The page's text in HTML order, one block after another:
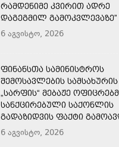
ᲠᲐᲛᲓᲔᲜᲘᲛᲔ ᲙᲕᲘᲠᲘᲗ ᲐᲓᲠᲔ
ᲓᲐᲒᲔᲒᲛᲘᲚ ᲒᲐᲛᲝᲙᲕᲚᲔᲕᲐᲖᲔ”
6 აგვისტო, 2026
ᲤᲘᲜᲐᲜᲡᲗᲐ ᲡᲐᲛᲘᲜᲘᲡᲢᲠᲝᲡ
ᲨᲔᲛᲝᲡᲐᲕᲚᲔᲑᲘᲡ ᲡᲐᲛᲡᲐᲮᲣᲠᲘᲡ
„ᲡᲐᲠᲤᲘᲡ“ ᲛᲔᲑᲐᲟᲔ
ᲡᲐᲜᲥᲪᲘᲠᲔᲑᲣᲚᲘ ᲡᲐᲥᲝᲜᲚᲘᲡ
ᲒᲐᲓᲐᲖᲘᲓᲕᲘᲡ ᲤᲐᲥᲢᲘ
6 აგვისტო, 2026